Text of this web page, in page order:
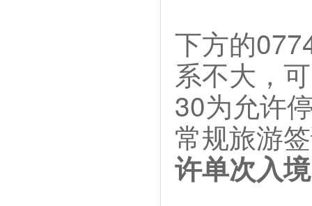
下方的
系不大，
30为允许
常规旅游
许单次入